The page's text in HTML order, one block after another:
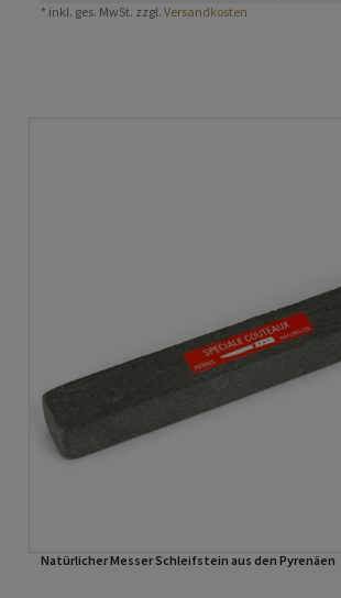
* inkl. ges. MwSt. zzgl.Versandkosten
Natürlicher Messer Schleifstein aus den Pyrenäen